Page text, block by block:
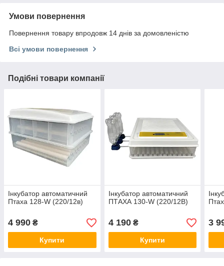
Умови повернення
Повернення товару впродовж 14 днів за домовленістю
Всі умови повернення
Подібні товари компанії
Інкубатор автоматичний
Птаха 128-W (220/12в)
4 990 ₴
Купити
Інкубатор автоматичний
ПТАХА 130-W (220/12В)
4 190₴
Купити
3